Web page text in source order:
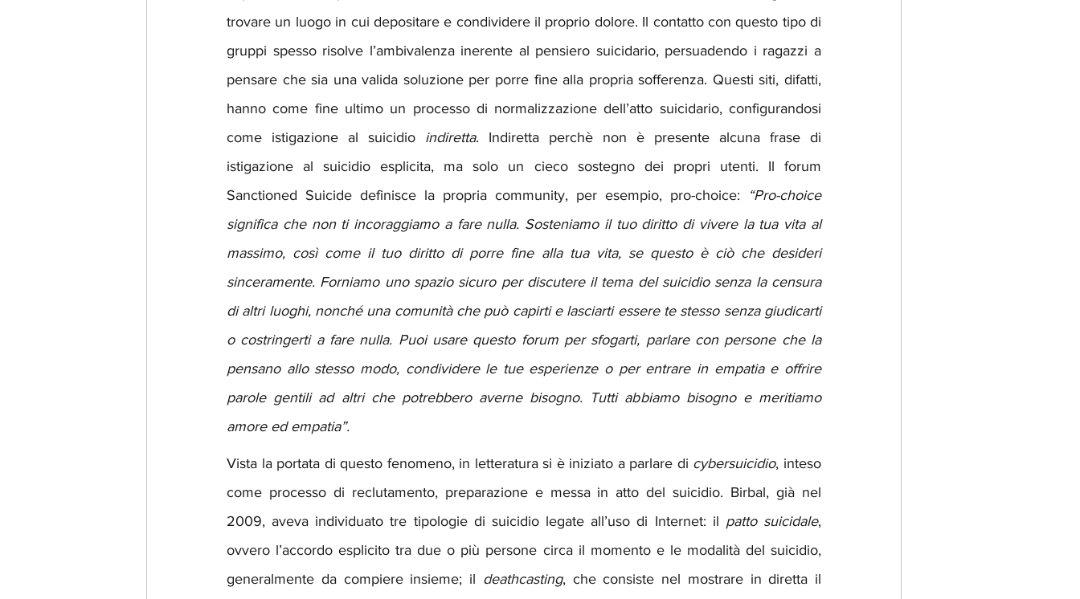
trovare un luogo in cui depositare e condividere il proprio dolore. Il contatto con questo tipo di
gruppi spesso risolve l’ambivalenza inerente al pensiero suicidario, persuadendo i ragazzi a
pensare che sia una valida soluzione per porre fine alla propria sofferenza. Questi siti, difatti,
hanno come fine ultimo un processo di normalizzazione dell’atto suicidario, configurandosi
come istigazione al suicidio indiretta. Indiretta perchè non è presente alcuna frase di
istigazione al suicidio esplicita, ma solo un cieco sostegno dei propri utenti. Il forum
Sanctioned Suicide definisce la propria community, per esempio, pro-choice:
“Pro-choice
significa che non ti incoraggiamo a fare nulla. Sosteniamo il tuo diritto di vivere la tua vita al
massimo, così come il tuo diritto di porre fine alla tua vita, se questo è ciò che desideri
sinceramente. Forniamo uno spazio sicuro per discutere il tema del suicidio senza la censura
di altri luoghi, nonché una comunità che può capirti e lasciarti essere te stesso senza giudicarti
o costringerti a fare nulla. Puoi usare questo forum per sfogarti, parlare con persone che la
pensano allo stesso modo, condividere le tue esperienze o per entrare in empatia e offrire
parole gentili ad altri che potrebbero averne bisogno. Tutti abbiamo bisogno e meritiamo
amore ed empatia”.
Vista la portata di questo fenomeno, in letteratura si è iniziato a parlare di cybersuicidio, inteso
come processo di reclutamento, preparazione e messa in atto del suicidio. Birbal, già nel
2009, aveva individuato tre tipologie di suicidio legate all’uso di Internet: il patto suicidale,
ovvero l’accordo esplicito tra due o più persone circa il momento e le modalità del suicidio,
generalmente da compiere insieme; il deathcasting, che consiste nel mostrare in diretta il